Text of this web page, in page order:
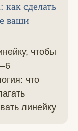
как сделать
ваши
чтобы
что
линейку